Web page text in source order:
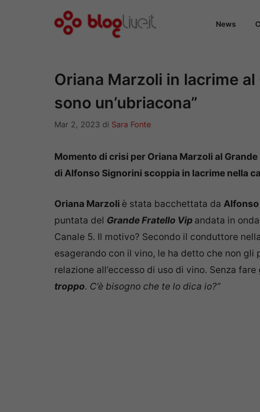
News
Oriana Marzoli in lacrime al
sono un’ubriacona”
Mar 2, 2023 di Sara Fonte
Momento di crisi per Oriana Marzoli al
di Alfonso Signorini scoppia in lacrime nella
Oriana Marzoli è stata bacchettata da
puntata del Grande Fratello Vip andata in
Canale 5. Il motivo? Secondo il conduttore
esagerando con il vino, le ha detto che non gli
relazione all’eccesso di uso di vino. Senza
troppo. C’è bisogno che te lo dica io?”